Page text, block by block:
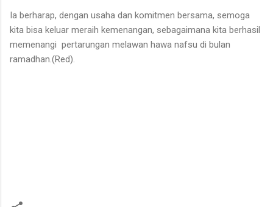
Ia berharap, dengan usaha dan komitmen bersama, semoga
kita bisa keluar meraih kemenangan, sebagaimana kita berhasil
memenangi pertarungan melawan hawa nafsu di bulan
ramadhan.(Red).